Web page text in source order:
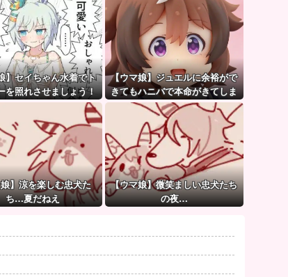
】セイちゃん水着でト
を照れさせましょう！
→ 結果
【ウマ娘】ジュエルに余裕がで
きてもハニバで本命がきてしま
うのだ。
】涼を楽しむ忠犬た
ち…夏だねえ
【ウマ娘】微笑ましい忠犬たち
の夜…